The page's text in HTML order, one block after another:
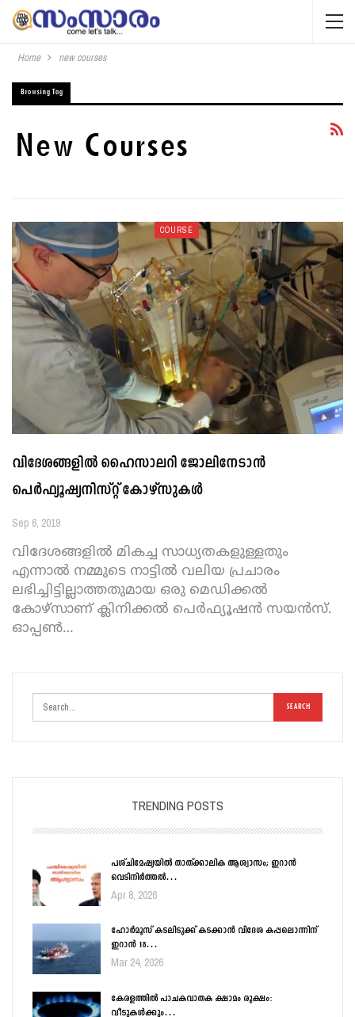
Home new courses
Browsing Tag
New Courses
COURSE
വിദേശങ്ങളില്‍ ഹൈസാലറി ജോലിനേടാന്‍
പെര്‍ഫ്യൂഷ്യനിസ്റ്റ് കോഴ്‌സുകള്‍
Sep 6, 2019
വിദേശങ്ങളില്‍ മികച്ച സാധ്യതകളുള്ളതും
എന്നാല്‍ നമ്മുടെ നാട്ടില്‍ വലിയ പ്രചാരം
ലഭിച്ചിട്ടില്ലാത്തതുമായ ഒരു മെഡിക്കല്‍
കോഴ്‌സാണ് ക്ലിനിക്കല്‍ പെര്‍ഫ്യൂഷന്‍ സയന്‍സ്.
ഓപ്പണ്‍…
TRENDING POSTS
പശ്ചിമേഷ്യയിൽ താത്ക്കാലിക ആശ്വാസം; ഇറാൻ
വെടിനിർത്തൽ…
Apr 8, 2026
ഹോർമൂസ് കടലിടുക്ക് കടക്കാൻ വിദേശ കപ്പലൊന്നിന്
ഇറാൻ 18…
Mar 24, 2026
കേരളത്തിൽ പാചകവാതക ക്ഷാമം രൂക്ഷം:
വീടുകൾക്കും…